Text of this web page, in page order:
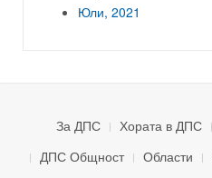
Юли, 2021
За ДПС Хората в ДПС
ДПС Общност
Области